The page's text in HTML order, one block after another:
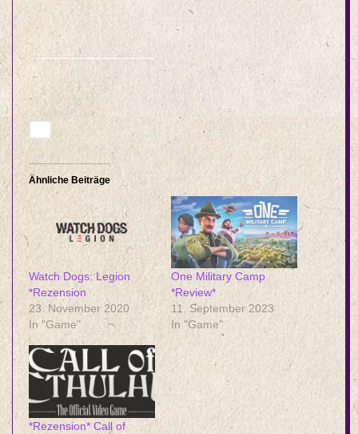
Ähnliche Beiträge
Watch Dogs: Legion
*Rezension
23. November 2020
In "Game"
One Military Camp
*Review*
11. September 2023
In "Game"
*Rezension* Call of